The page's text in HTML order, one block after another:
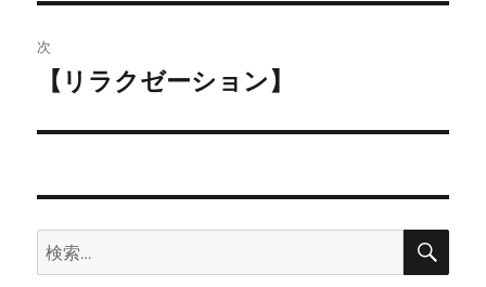
ビ
ゲ
ー
ン
投
稿:
次
投
【リラクゼーション】
検
索:
検